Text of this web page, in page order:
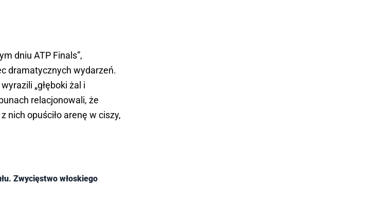
dniu ATP Finals”,
dramatycznych wydarzeń.
„głęboki żal i
relacjonowali, że
nich opuściło arenę w ciszy,
Zwycięstwo włoskiego